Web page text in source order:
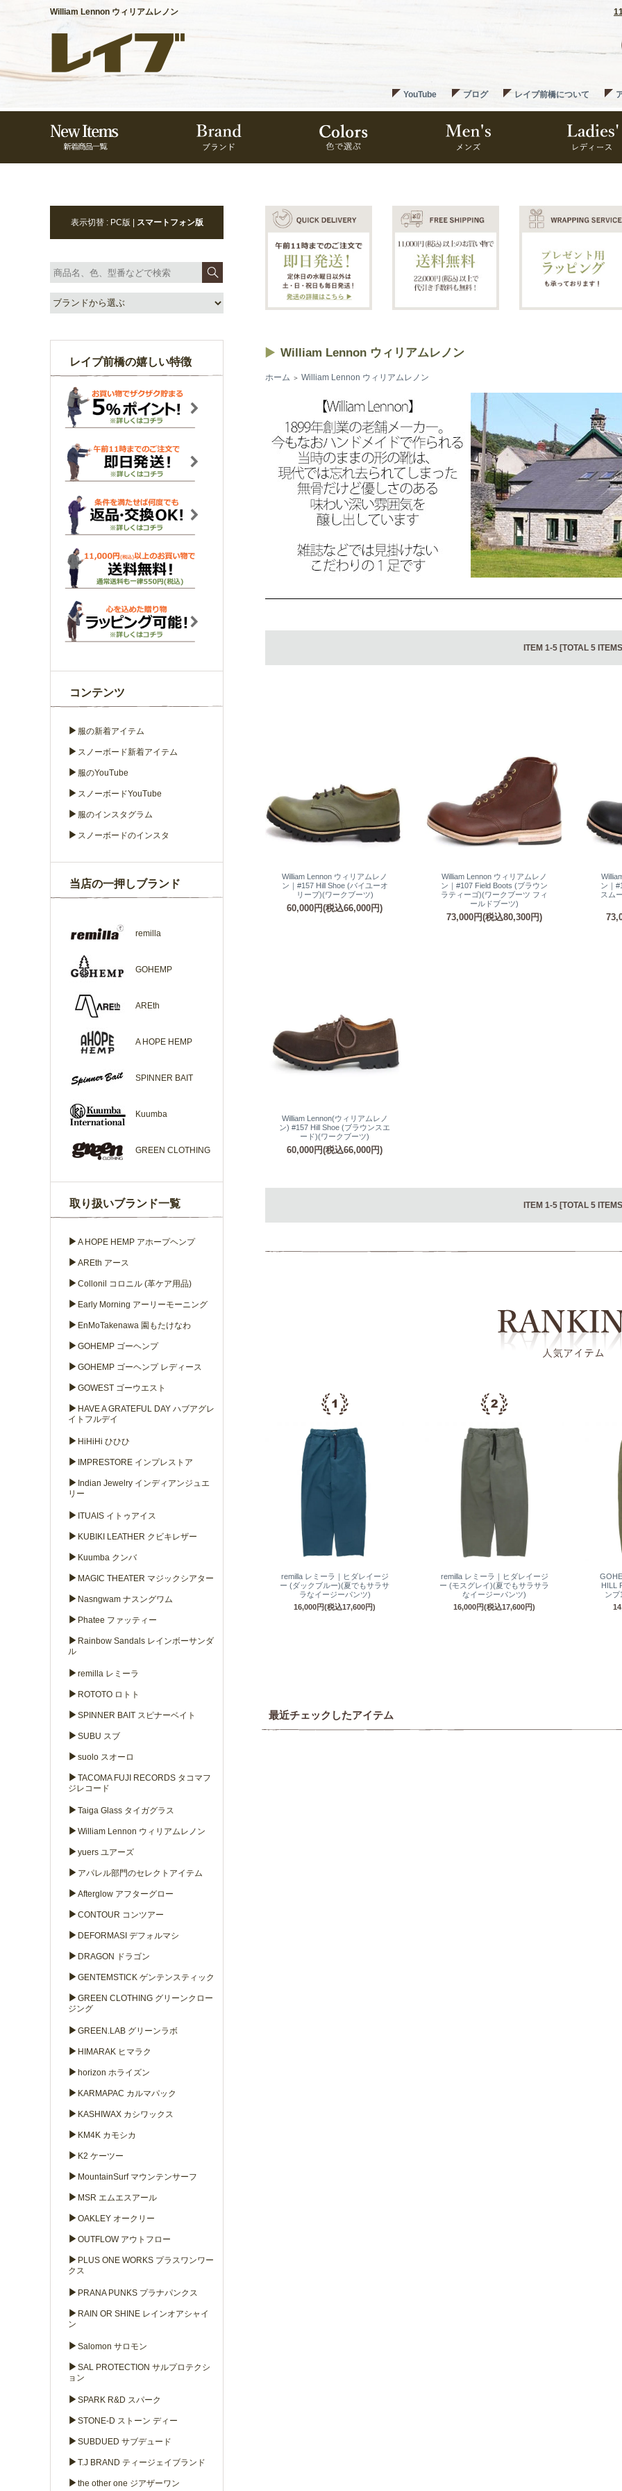
William Lennon ウィリアムレノン
YouTube ブログ レイブ前橋について
William Lennon ウィリアムレノン
ホーム ＞ William Lennon ウィリアムレノン
ITEM 1-5 [TOTAL 5
William Lennon ウィリアムレノ
ン｜#157 Hill Shoe (バイユーオ
リーブ)(ワークブーツ)
60,000円(税込66,000円)
William Lennon ウィリアムレノ
ン｜#107 Field Boots (ブラウン
ラティーゴ)(ワークブーツ フィ
ールドブーツ)
73,000円(税込80,300円)
ン｜
スム
William Lennon(ウィリアムレノ
ン) #157 Hill Shoe (ブラウンスエ
ード)(ワークブーツ)
60,000円(税込66,000円)
ITEM 1-5 [TOTAL 5
remilla レミーラ｜ヒダレイージ
ー (ダックブルー)(夏でもサラサ
ラなイージーパンツ)
16,000円(税込17,600円)
remilla レミーラ｜ヒダレイージ
ー (モスグレイ)(夏でもサラサラ
なイージーパンツ)
16,000円(税込17,600円)
HILL
ンプ
最近チェックしたアイテム
表示切替 : PC版 | スマートフォン版
レイブ前橋の嬉しい特徴
コンテンツ
▶ 服の新着アイテム
▶ スノーボード新着アイテム
▶ 服のYouTube
▶ スノーボードYouTube
▶ 服のインスタグラム
▶ スノーボードのインスタ
当店の一押しブランド
remilla
GOHEMP
AREth
A HOPE HEMP
SPINNER BAIT
Kuumba
GREEN CLOTHING
取り扱いブランド一覧
▶ A HOPE HEMP アホープヘンプ
▶ AREth アース
▶ Collonil コロニル (革ケア用品)
▶ Early Morning アーリーモーニング
▶ EnMoTakenawa 園もたけなわ
▶ GOHEMP ゴーヘンプ
▶ GOHEMP ゴーヘンプ レディース
▶ GOWEST ゴーウエスト
▶ HAVE A GRATEFUL DAY ハブアグレ
イトフルデイ
▶ HiHiHi ひひひ
▶ IMPRESTORE インプレストア
▶ Indian Jewelry インディアンジュエ
リー
▶ ITUAIS イトゥアイス
▶ KUBIKI LEATHER クビキレザー
▶ Kuumba クンバ
▶ MAGIC THEATER マジックシアター
▶ Nasngwam ナスングワム
▶ Phatee ファッティー
▶ Rainbow Sandals レインボーサンダ
ル
▶ remilla レミーラ
▶ ROTOTO ロトト
▶ SPINNER BAIT スピナーベイト
▶ SUBU スブ
▶ suolo スオーロ
▶ TACOMA FUJI RECORDS タコマフ
ジレコード
▶ Taiga Glass タイガグラス
▶ William Lennon ウィリアムレノン
▶ yuers ユアーズ
▶ アパレル部門のセレクトアイテム
▶ Afterglow アフターグロー
▶ CONTOUR コンツアー
▶ DEFORMASI デフォルマシ
▶ DRAGON ドラゴン
▶ GENTEMSTICK ゲンテンスティック
▶ GREEN CLOTHING グリーンクロー
ジング
▶ GREEN.LAB グリーンラボ
▶ HIMARAK ヒマラク
▶ horizon ホライズン
▶ KARMAPAC カルマパック
▶ KASHIWAX カシワックス
▶ KM4K カモシカ
▶ K2 ケーツー
▶ MountainSurf マウンテンサーフ
▶ MSR エムエスアール
▶ OAKLEY オークリー
▶ OUTFLOW アウトフロー
▶ PLUS ONE WORKS プラスワンワー
クス
▶ PRANA PUNKS プラナパンクス
▶ RAIN OR SHINE レインオアシャイ
ン
▶ Salomon サロモン
▶ SAL PROTECTION サルプロテクシ
ョン
▶ SPARK R&D スパーク
▶ STONE-D ストーン ディー
▶ SUBDUED サブデュード
▶ T.J BRAND ティージェイブランド
▶ the other one ジアザーワン